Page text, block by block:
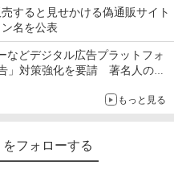
すると見せかける偽通販サイト
ン名を公表
などデジタル広告プラットフォ
」対策強化を要請 著名人の写
もっと見る
をフォローする